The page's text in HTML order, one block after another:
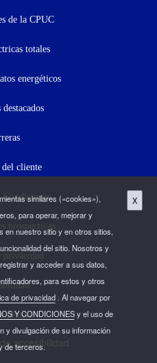
similares («cookies»),
para operar, mejorar y
en nuestro sitio y en otros sitios,
del sitio. Nosotros y
y acceder a sus datos,
para estos y otros
de privacidad. Al navegar por
Y CONDICIONESy el uso de
y divulgación de su información
de terceros.
X
de la CPUC
totales
energéticos
cliente
prospectivas
prensa
accesibilidad